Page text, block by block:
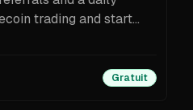
trading and start
Gratuit